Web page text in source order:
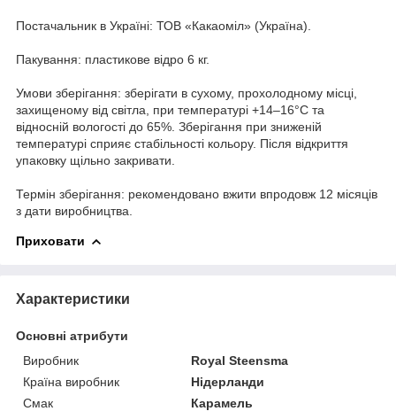
Постачальник в Україні: ТОВ «Какаоміл» (Україна).
Пакування: пластикове відро 6 кг.
Умови зберігання: зберігати в сухому, прохолодному місці,
захищеному від світла, при температурі +14–16°С та
відносній вологості до 65%. Зберігання при зниженій
температурі сприяє стабільності кольору. Після відкриття
упаковку щільно закривати.
Термін зберігання: рекомендовано вжити впродовж 12 місяців
з дати виробництва.
Приховати
Характеристики
Основні атрибути
Виробник
Royal Steensma
Країна виробник
Нідерланди
Смак
Карамель